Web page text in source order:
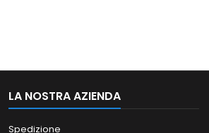
LA NOSTRA AZIENDA
Spedizione